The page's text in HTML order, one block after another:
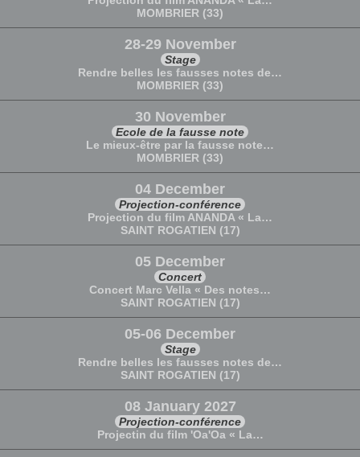
MOMBRIER (33)
28-29 November
Stage
Rendre belles les fausses notes de…
MOMBRIER (33)
30 November
Ecole de la fausse note
Le mieux-être par la fausse note…
MOMBRIER (33)
04 December
Projection-conférence
Projection du film ANANDA « La…
SAINT ROGATIEN (17)
05 December
Concert
Concert Marc Vella « Des notes…
SAINT ROGATIEN (17)
05-06 December
Stage
Rendre belles les fausses notes de…
SAINT ROGATIEN (17)
08 January 2027
Projection-conférence
Projectin du film 'Oa'Oa « La…